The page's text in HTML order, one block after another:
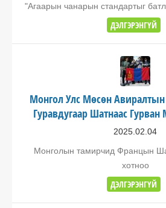
"Агаарын чанарын стандартыг
ДЭЛГЭРЭНГҮЙ
Монгол Улс Мөсөн
Гуравдугаар Шатнаас
2025.02.04
Монголын тамирчид Францын
хотноо
ДЭЛГЭРЭНГҮЙ